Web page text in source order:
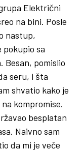
Električni
na bini. Posle
nastup,
pokupio sa
Besan, pomislio
seru, i šta
shvatio kako je
kompromise.
besplatan
Naivno sam
da mi je veče